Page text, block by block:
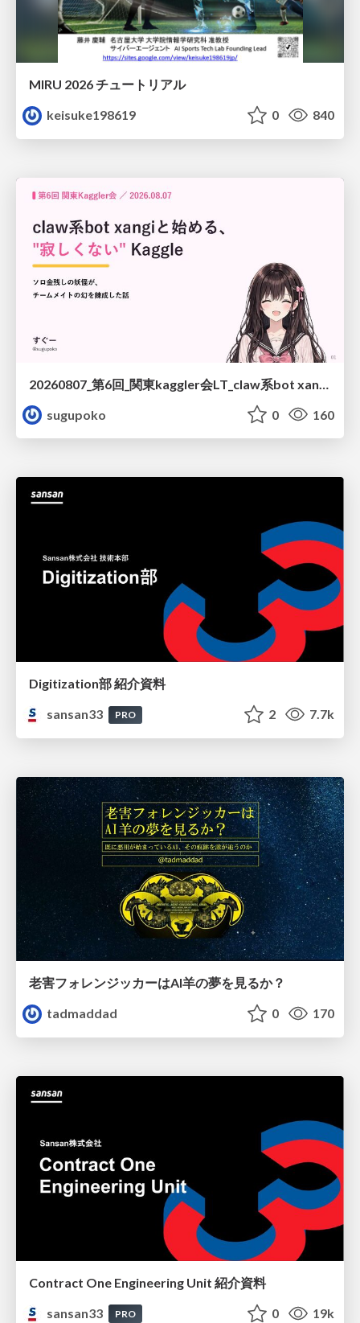
MIRU 2026 チュートリアル
keisuke198619
0 840
sugupoko
0 160
Digitization部 紹介資料
sansan33
PRO 2 7.7k
老害フォレンジッカーはAI羊の夢を見るか？
tadmaddad
0 170
Contract One Engineering Unit 紹介資料
sansan33
PRO 0 19k